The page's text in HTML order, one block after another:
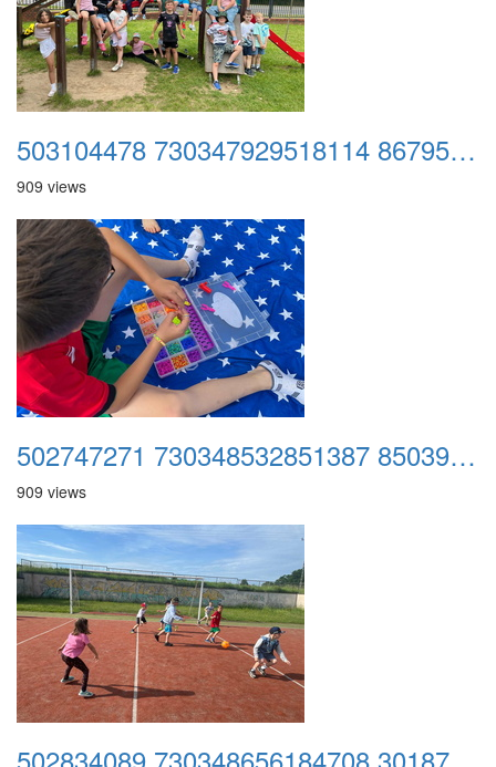
503104478 730347929518114 8679578619670772802 n
909 views
502747271 730348532851387 8503997830930804729 n
909 views